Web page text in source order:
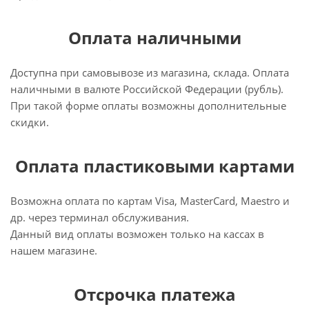
Оплата наличными
Доступна при самовывозе из магазина, склада. Оплата
наличными в валюте Российской Федерации (рубль).
При такой форме оплаты возможны дополнительные
скидки.
Оплата пластиковыми картами
Возможна оплата по картам Visa, MasterCard, Maestro и
др. через терминал обслуживания.
Данный вид оплаты возможен только на кассах в
нашем магазине.
Отсрочка платежа